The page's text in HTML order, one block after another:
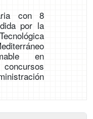
con 8
por la
en